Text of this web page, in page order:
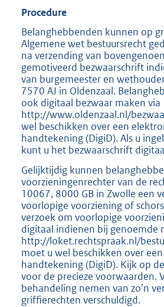
Procedure
Belanghebbenden kunnen op
Algemene wet bestuursrecht
na verzending van
gemotiveerd bezwaarschrift
van burgemeester en
7570 AJ in Oldenzaal.
ook digitaal bezwaar maken via
http://www.oldenzaal.nl/
wel beschikken over een
handtekening (DigiD). Als u
kunt u het bezwaarschrift
Gelijktijdig kunnen
voorzieningenrechter van de
10067, 8000 GB in Zwolle een
voorlopige voorziening of
verzoek om voorlopige
digitaal indienen bij genoemde
http://loket.rechtspraak.nl/
moet u wel beschikken over
handtekening (DigiD). Kijk op
voor de precieze voorwaarden.
behandeling nemen van zo’n
griffierechten verschuldigd.